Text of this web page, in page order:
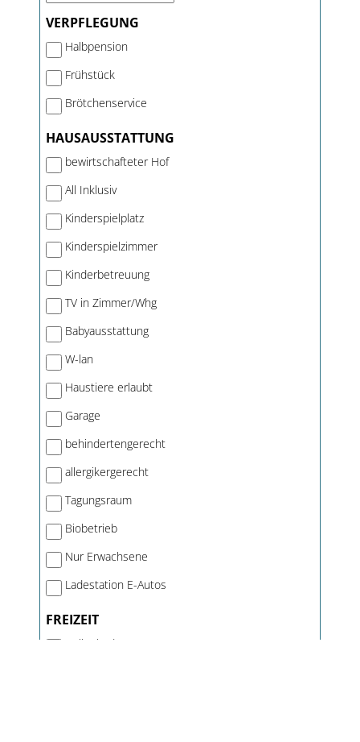
VERPFLEGUNG
Halbpension
Frühstück
Brötchenservice
HAUSAUSSTATTUNG
bewirtschafteter Hof
All Inklusiv
Kinderspielplatz
Kinderspielzimmer
Kinderbetreuung
TV in Zimmer/Whg
Babyausstattung
W-lan
Haustiere erlaubt
Garage
behindertengerecht
allergikergerecht
Tagungsraum
Biobetrieb
Nur Erwachsene
Ladestation E-Autos
FREIZEIT
Hallenbad